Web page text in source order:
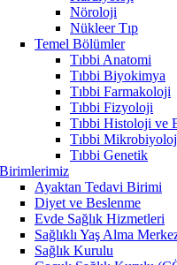
Nöroloji
Nükleer Tıp
Temel Bölümler
Tıbbi Anatomi
Tıbbi Biyokimya
Tıbbi Farmakoloji
Tıbbi Fizyoloji
Tıbbi Histoloji ve
Tıbbi
Tıbbi Genetik
Birimlerimiz
Ayaktan Tedavi Birimi
Diyet ve Beslenme
Evde Sağlık Hizmetleri
Sağlıklı Yaş Alma
Sağlık Kurulu